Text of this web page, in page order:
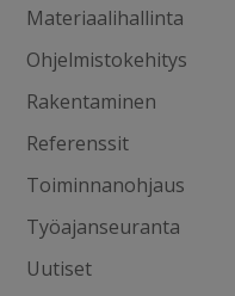
Materiaalihallinta
Ohjelmistokehitys
Rakentaminen
Referenssit
Toiminnanohjaus
Työajanseuranta
Uutiset